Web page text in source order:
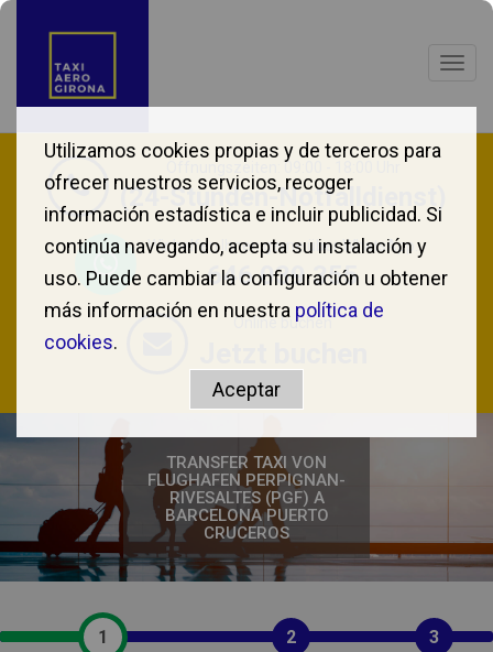
Öffnungszeiten: 09:00 - 18:00 Uhr
(24-Stunden-Notfalldienst)
Wir helfen Ihnen gerne über WhatsApp.
646 039 355
Online buchen
TRANSFER TAXI VON
FLUGHAFEN PERPIGNAN-
RIVESALTES (PGF) A
BARCELONA PUERTO
CRUCEROS
1 2 3
Utilizamos cookies propias y de terceros para
ofrecer nuestros servicios, recoger
información estadística e incluir publicidad. Si
continúa navegando, acepta su instalación y
uso. Puede cambiar la configuración u obtener
más información en nuestra política de
cookies.